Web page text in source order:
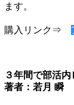
ます。
購入リンク⇒
３年間で部活
著者：若月 瞬